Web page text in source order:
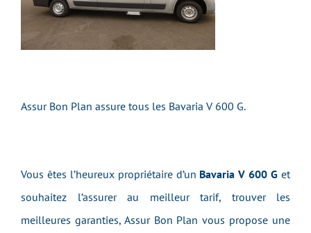
Assur Bon Plan assure tous les Bavaria V 600 G.
Vous êtes l’heureux propriétaire d’un Bavaria V 600 G et
souhaitez l’assurer au meilleur tarif, trouver les
meilleures garanties, Assur Bon Plan vous propose une